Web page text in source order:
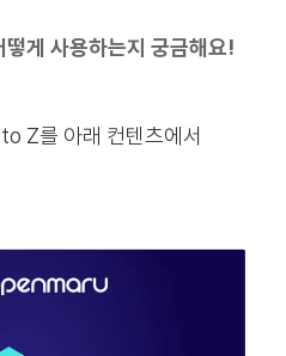
게 사용하는지 궁금해요!
Z를 아래 컨텐츠에서